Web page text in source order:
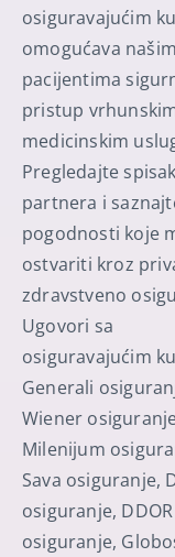
osiguravajućim
omogućava našim
pacijentima
pristup
medicinskim
Pregledajte spisak
partnera i
pogodnosti koje
ostvariti kroz
zdravstveno
Ugovori sa
osiguravajućim
Generali
Wiener
Milenijum
Sava osiguranje,
osiguranje, DDOR
osiguranje,